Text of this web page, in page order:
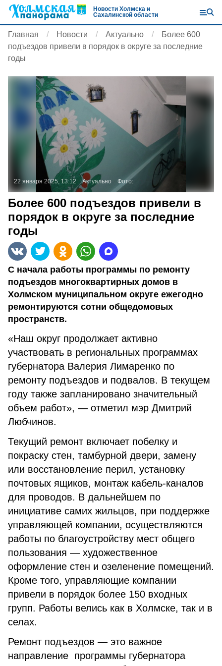
Новости Холмска и
Сахалинской области
Главная Новости Актуально
Более 600
подъездов привели в порядок в округе за последние
годы
22 января 2025, 13:12 Актуально Фото:
Более 600 подъездов привели в
порядок в округе за последние
годы
С начала работы программы по ремонту
подъездов многоквартирных домов в
Холмском муниципальном округе ежегодно
ремонтируются сотни общедомовых
пространств.
«Наш округ продолжает активно
участвовать в региональных программах
губернатора Валерия Лимаренко по
ремонту подъездов и подвалов. В текущем
году также запланировано значительный
объем работ», — отметил мэр Дмитрий
Любчинов.
Текущий ремонт включает побелку и
покраску стен, тамбурной двери, замену
или восстановление перил, установку
почтовых ящиков, монтаж кабель-каналов
для проводов. В дальнейшем по
инициативе самих жильцов, при поддержке
управляющей компании, осуществляются
работы по благоустройству мест общего
пользования — художественное
оформление стен и озеленение помещений.
Кроме того, управляющие компании
привели в порядок более 150 входных
групп. Работы велись как в Холмске, так и в
селах.
Ремонт подъездов — это важное
направление программы губернатора